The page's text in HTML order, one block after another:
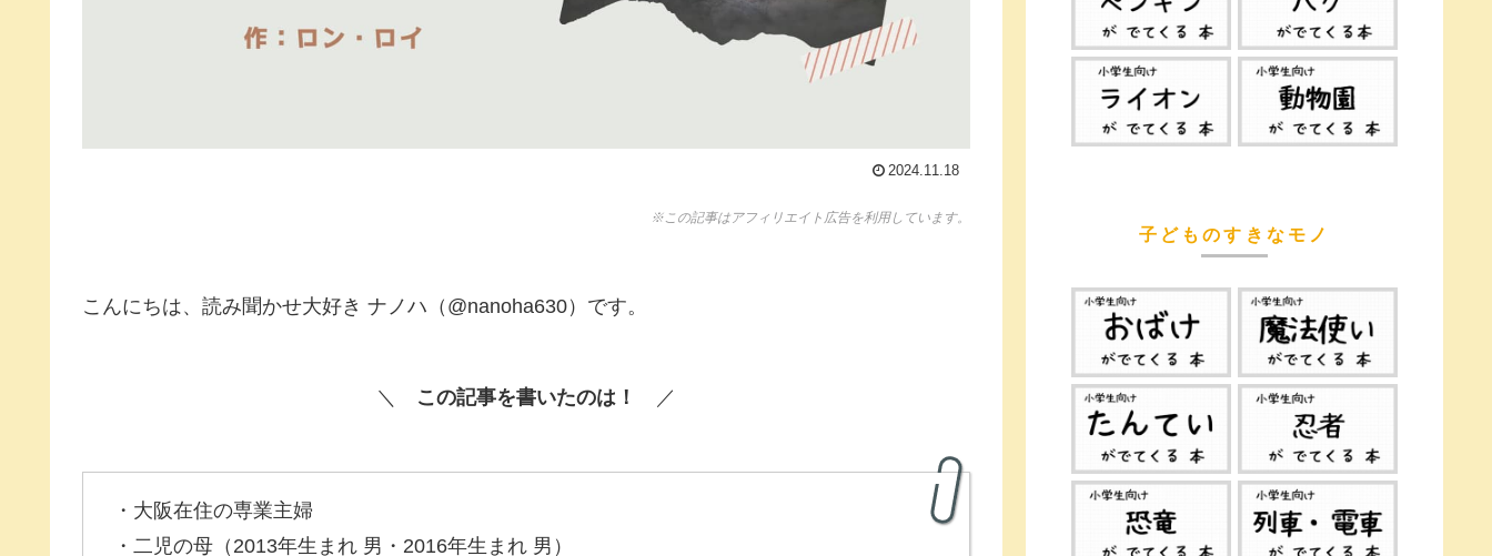
2024.11.18
※この記事はアフィリエイト広告を利用しています。
こんにちは、読み聞かせ大好き ナノハ（@nanoha630）です。
＼ この記事を書いたのは！ ／
・大阪在住の専業主婦
・二児の母（2013年生まれ 男・2016年生まれ 男）
子どものすきなモノ